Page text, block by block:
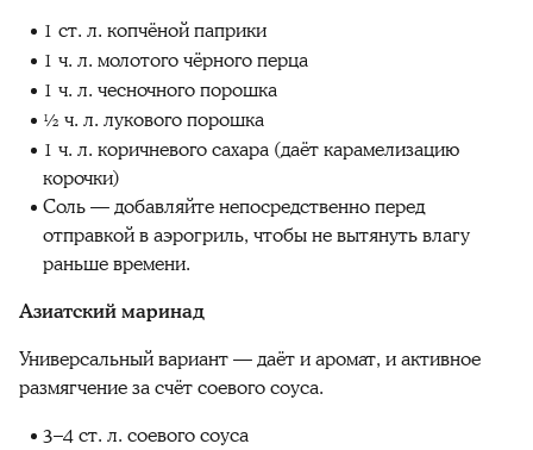
1 ст. л. копчёной паприки
1 ч. л. молотого чёрного перца
1 ч. л. чесночного порошка
1⁄2 ч. л. лукового порошка
1 ч. л. коричневого сахара (даёт карамелизацию
корочки)
Соль — добавляйте непосредственно перед
отправкой в аэрогриль, чтобы не вытянуть влагу
раньше времени.
Азиатский маринад
Универсальный вариант — даёт и аромат, и активное
размягчение за счёт соевого соуса.
3–4 ст. л. соевого соуса